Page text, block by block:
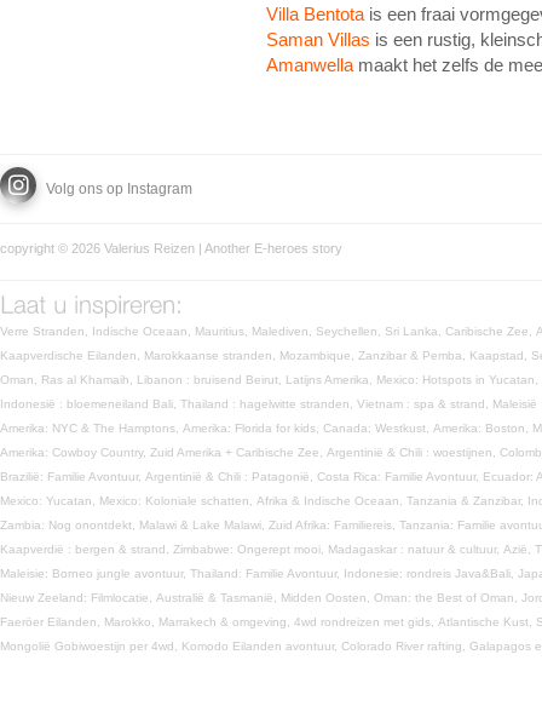
Villa Bentota is een fraai
Saman Villas is een rustig,
Amanwella maakt het zelfs de
Volg ons op Instagram
copyright © 2026 Valerius Reizen | Another E-heroes story
Verre Stranden, Indische Oceaan, Mauritius, Malediven, Seychellen, Sri Lanka, Caribische Zee,
Kaapverdische Eilanden, Marokkaanse stranden, Mozambique, Zanzibar & Pemba, Kaapstad,
Oman, Ras al Khamaih, Libanon : bruisend Beirut, Latijns Amerika, Mexico: Hotspots in Yucatan,
Indonesië : bloemeneiland Bali, Thailand : hagelwitte stranden, Vietnam : spa & strand,
Amerika: NYC & The Hamptons, Amerika: Florida for kids, Canada: Westkust, Amerika: Boston,
Amerika: Cowboy Country, Zuid Amerika + Caribische Zee, Argentinië & Chili : woestijnen,
Brazilië: Familie Avontuur, Argentinië & Chili : Patagonië, Costa Rica: Familie Avontuur, Ecuador:
Mexico: Yucatan, Mexico: Koloniale schatten, Afrika & Indische Oceaan, Tanzania & Zanzibar,
Zambia: Nog onontdekt, Malawi & Lake Malawi, Zuid Afrika: Familiereis, Tanzania: Familie
Kaapverdië : bergen & strand, Zimbabwe: Ongerept mooi, Madagaskar : natuur & cultuur, Azië,
Maleisie: Borneo jungle avontuur, Thailand: Familie Avontuur, Indonesie: rondreis Java&Bali,
Nieuw Zeeland: Filmlocatie, Australië & Tasmanië, Midden Oosten, Oman: the Best of Oman,
Faeröer Eilanden, Marokko, Marrakech & omgeving, 4wd rondreizen met gids, Atlantische Kust,
Mongolië Gobiwoestijn per 4wd, Komodo Eilanden avontuur, Colorado River rafting, Galapagos